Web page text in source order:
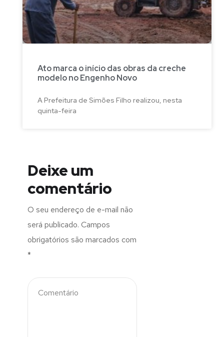
Ato marca o início das obras da creche
modelo no Engenho Novo
A Prefeitura de Simões Filho realizou, nesta
quinta-feira
Deixe um
comentário
O seu endereço de e-mail não
será publicado. Campos
obrigatórios são marcados com
*